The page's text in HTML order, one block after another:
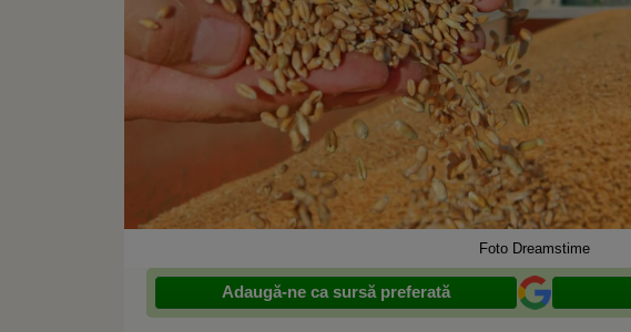
Foto Dreamstime
Adaugă-ne ca sursă preferată